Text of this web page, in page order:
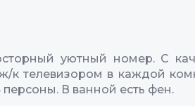
уютный номер. С
к телевизором в каждой
В ванной есть фен.